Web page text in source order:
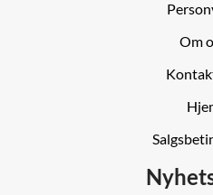
Om